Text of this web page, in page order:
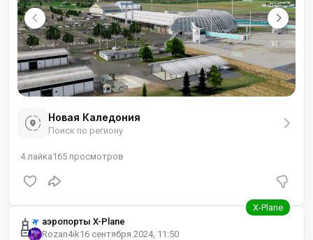
Новая Каледония
Поиск по региону
4лайка165 просмотров
аэропорты X-Plane
Rozan4ik16 сентября 2024, 11:50